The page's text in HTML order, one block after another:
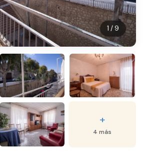
1 / 9
+
4 más